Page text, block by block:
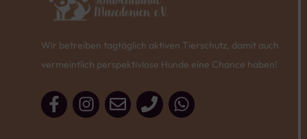
Wir betreiben tagtäglich aktiven Tierschutz, damit auch
vermeintlich perspektivlose Hunde eine Chance haben!